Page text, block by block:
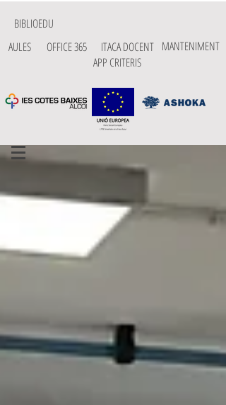
BIBLIOEDU
AULES
OFFICE 365 ITACA DOCENT MANTENIMENT
APP CRITERIS